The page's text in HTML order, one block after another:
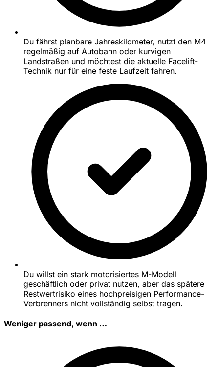
Du fährst planbare Jahreskilometer, nutzt den M4
regelmäßig auf Autobahn oder kurvigen
Landstraßen und möchtest die aktuelle Facelift-
Technik nur für eine feste Laufzeit fahren.
Du willst ein stark motorisiertes M-Modell
geschäftlich oder privat nutzen, aber das spätere
Restwertrisiko eines hochpreisigen Performance-
Verbrenners nicht vollständig selbst tragen.
Weniger passend, wenn …